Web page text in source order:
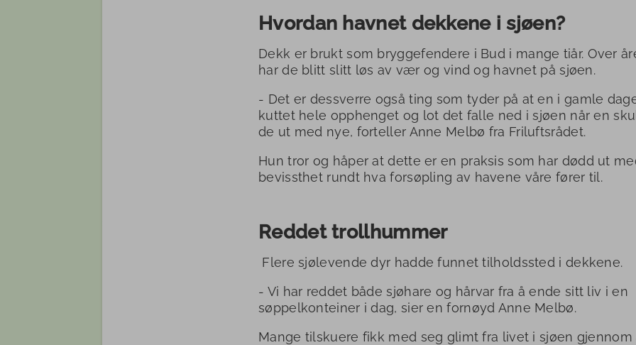
Hvordan havnet dekkene i sjøen?
Dekk er brukt som bryggefendere i Bud i mange tiår. Over
har de blitt slitt løs av vær og vind og havnet på sjøen.
- Det er dessverre også ting som tyder på at en i gamle
kuttet hele opphenget og lot det falle ned i sjøen når en
de ut med nye, forteller Anne Melbø fra Friluftsrådet.
Hun tror og håper at dette er en praksis som har dødd ut
bevissthet rundt hva forsøpling av havene våre fører til.
Reddet trollhummer
Flere sjølevende dyr hadde funnet tilholdssted i dekkene.
- Vi har reddet både sjøhare og hårvar fra å ende sitt liv i en
søppelkonteiner i dag, sier en fornøyd Anne Melbø.
Mange tilskuere fikk med seg glimt fra livet i sjøen gjennom